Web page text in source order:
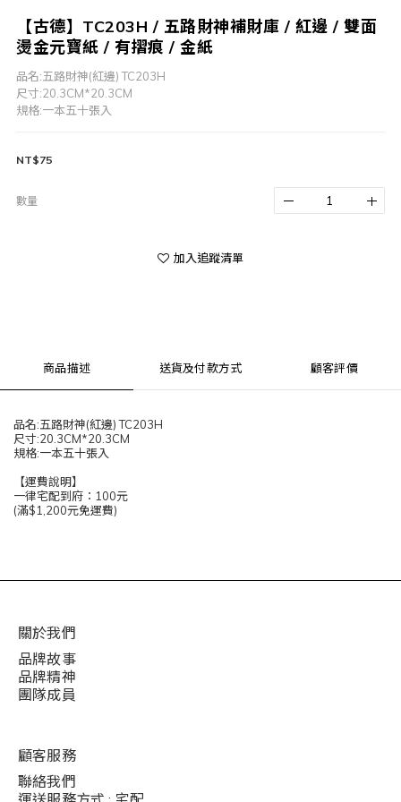
【古德】TC203H / 五路財神補財庫 / 紅邊 / 雙面
燙金元寶紙 / 有摺痕 / 金紙
品名:五路財神(紅邊) TC203H
尺寸:20.3CM*20.3CM
規格:一本五十張入
NT$75
數量
加入追蹤清單
商品描述 送貨及付款方式 顧客評價
品名:五路財神(紅邊) TC203H
尺寸:20.3CM*20.3CM
規格:一本五十張入
【運費說明】
一律宅配到府：100元
(滿$1,200元免運費)
關於我們
品牌故事
品牌精神
團隊成員
顧客服務
聯絡我們